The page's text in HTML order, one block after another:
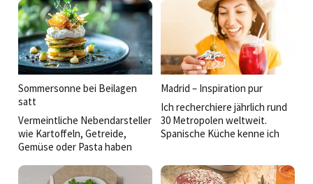
Backwarenangebots in der
Verbindung von Genuss,
Gesundheit und Convenience
liegt.
der thailändischen über die
BBQ- bis hin zur Mezzekultur:
So werden einfache Gerichte
veredelt und der Koch kann
eine eigene Handschrift
zeigen.
Sommersonne bei Beilagen
satt
Vermeintliche Nebendarsteller
wie Kartoffeln, Getreide,
Gemüse oder Pasta haben
transportieren Regionalität,
Madrid – Inspiration pur
Ich recherchiere jährlich rund
30 Metropolen weltweit.
Spanische Küche kenne ich
überraschen und begeistern